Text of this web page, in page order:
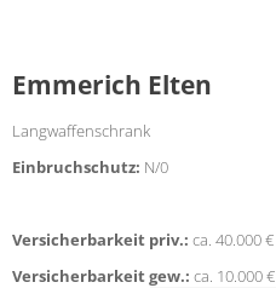
Emmerich Elten
Langwaffenschrank
Einbruchschutz: N/0
Versicherbarkeit priv.: ca. 40.000 €
Versicherbarkeit gew.: ca. 10.000 €